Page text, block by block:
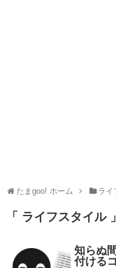
たまgoo! ホーム ライ
「 ライフスタイル
知らぬ
付ける